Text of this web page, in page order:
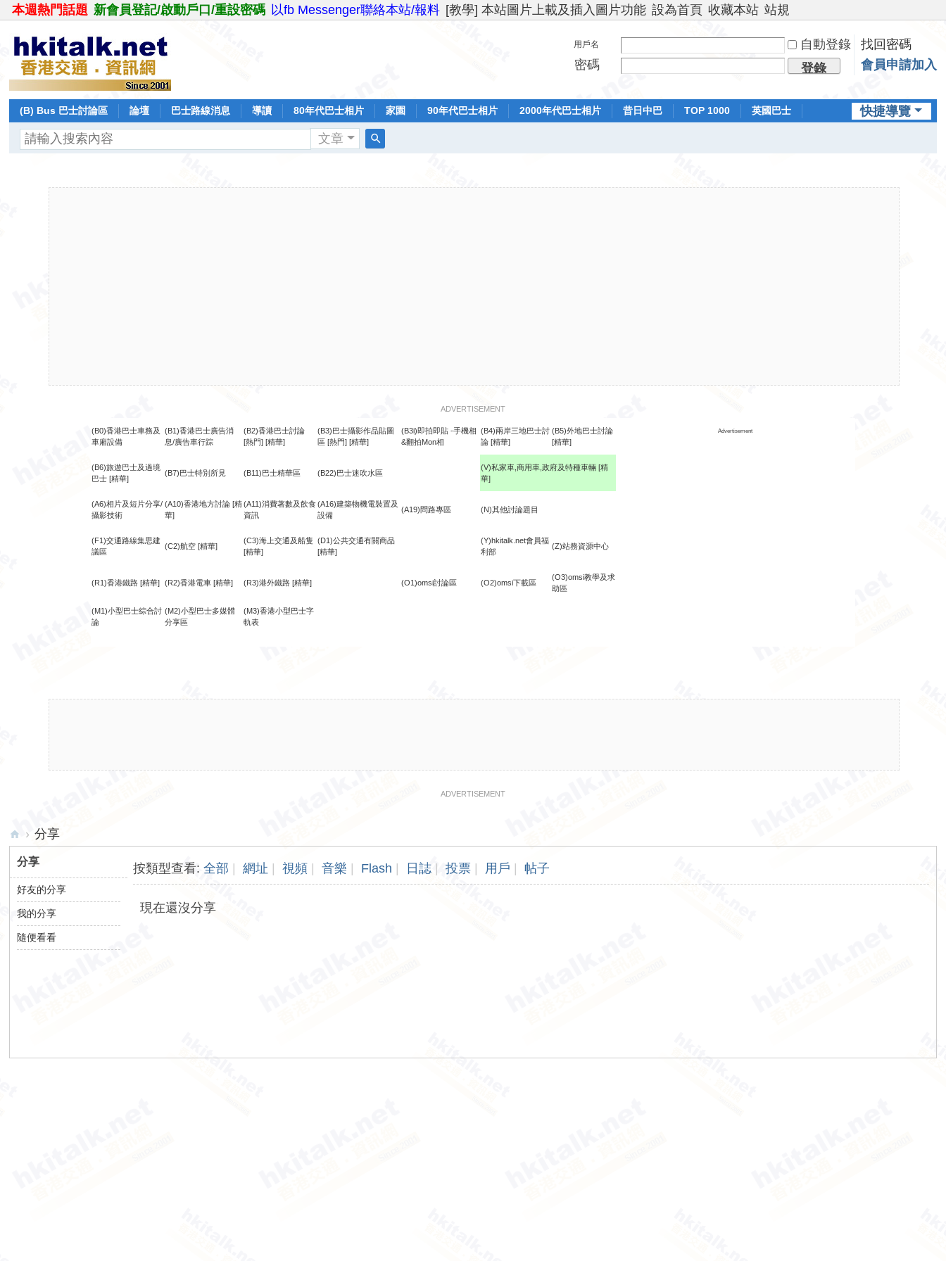
本週熱門話題 新會員登記/啟動戶口/重設密碼 以fb Messenger聯絡本站/報料 [教學] 本站圖片上載及插入圖片功能 設為首頁 收藏本站 站規
用戶名 自動登錄
找回密碼
密碼
登錄 會員申請加入
快捷導覽
(B) Bus 巴士討論區 論壇 巴士路線消息 導讀 80年代巴士相片 家園 90年代巴士相片 2000年代巴士相片 昔日中巴 TOP 1000
英國巴士
文章
ADVERTISEMENT
(B0)香港巴士車務及
車廂設備
(B1)香港巴士廣告消
息/廣告車行踪
(B2)香港巴士討論
[熱門] [精華]
(B3)巴士攝影作品貼圖
區 [熱門] [精華]
(B3i)即拍即貼 -手機相
&翻拍Mon相
(B4)兩岸三地巴士討
論 [精華]
(B5)外地巴士討論
[精華]
Advertisement
(B6)旅遊巴士及過境
巴士 [精華]
(B7)巴士特別所見 (B11)巴士精華區 (B22)巴士迷吹水區
(V)私家車,商用車,政府及特種車輛 [精
華]
(A6)相片及短片分享/
攝影技術
(A10)香港地方討論 [精
華]
(A11)消費著數及飲食
資訊
(A16)建築物機電裝置及
設備
(A19)問路專區 (N)其他討論題目
(F1)交通路線集思建
議區
(C2)航空 [精華]
(C3)海上交通及船隻
[精華]
(D1)公共交通有關商品
[精華]
(Y)hkitalk.net會員福
利部
(Z)站務資源中心
(R1)香港鐵路 [精華] (R2)香港電車 [精華] (R3)港外鐵路 [精華] (O1)omsi討論區 (O2)omsi下載區
(O3)omsi教學及求
助區
(M1)小型巴士綜合討
論
(M2)小型巴士多媒體
分享區
(M3)香港小型巴士字
軌表
ADVERTISEMENT
hk
lk.
ne
訊
› 分享
分享
好友的分享
我的分享
隨便看看
按類型查看:全部 網址 視頻 音樂 Flash 日誌 投票 用戶 帖子
現在還沒分享